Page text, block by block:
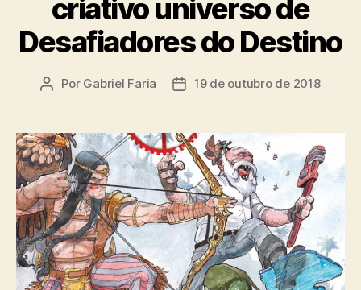
criativo universo de
Desafiadores do Destino
Autor
Por Gabriel Faria
Data19 de outubro de 2018